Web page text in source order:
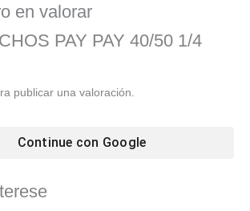
en valorar
PAY PAY 40/50 1/4
publicar una valoración.
Continue con Google